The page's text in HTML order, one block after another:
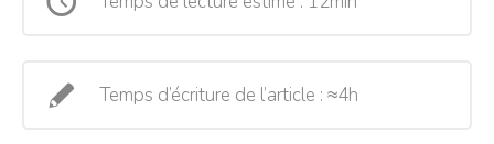
Temps d’écriture de l’article : ≈4h